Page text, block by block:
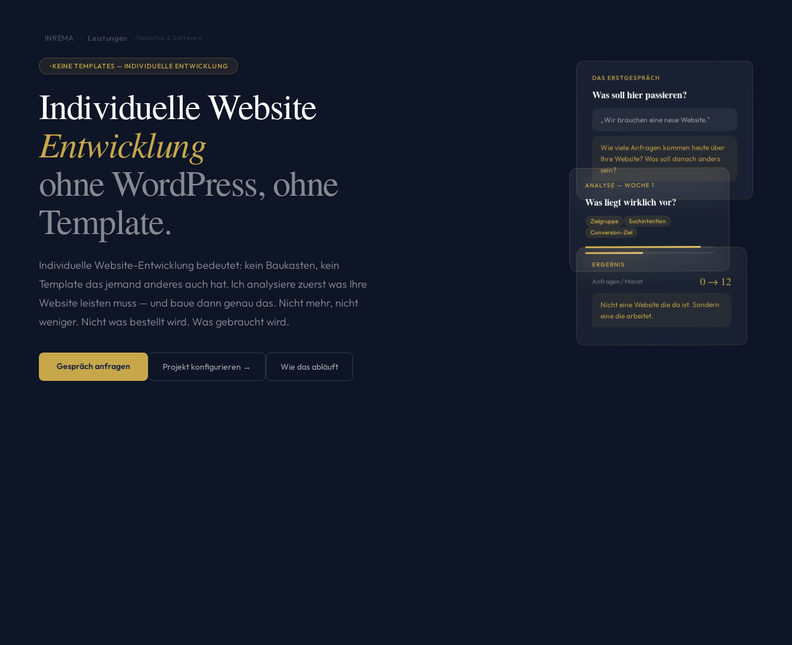
INREMA › Leistungen › Websites & Software
KEINE TEMPLATES — INDIVIDUELLE ENTWICKLUNG
Individuelle Website
Entwicklung
ohne WordPress, ohne
Template.
Individuelle Website-Entwicklung bedeutet: kein Baukasten, kein
Template das jemand anderes auch hat. Ich analysiere zuerst was Ihre
Website leisten muss — und baue dann genau das. Nicht mehr, nicht
weniger. Nicht was bestellt wird. Was gebraucht wird.
Gespräch anfragen Projekt konfigurieren → Wie das abläuft
DAS ERSTGESPRÄCH
Was soll hier passieren?
„Wir brauchen eine neue Website."
Wie viele Anfragen kommen heute über
Ihre Website? Was soll danach anders
sein?
ANALYSE — WOCHE 1
Was liegt wirklich vor?
Zielgruppe Suchintention
Conversion-Ziel
ERGEBNIS
Anfragen / Monat 0 → 12
Nicht eine Website die da ist. Sondern
eine die arbeitet.